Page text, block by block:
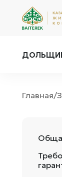
Главная/